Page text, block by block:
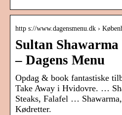
http s://www.dagensmenu.dk ›
Sultan
– Dagens Menu
Opdag & book fantastiske
Take Away i Hvidovre. …
Steaks, Falafel …
Kødretter.